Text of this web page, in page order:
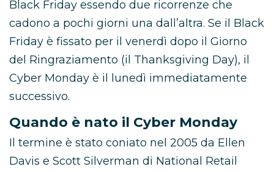
Black Friday essendo due ricorrenze che
cadono a pochi giorni una dall’altra. Se il Black
Friday è fissato per il venerdì dopo il Giorno
del Ringraziamento (il Thanksgiving Day), il
Cyber Monday è il lunedì immediatamente
successivo.
Quando è nato il Cyber Monday
Il termine è stato coniato nel 2005 da Ellen
Davis e Scott Silverman di National Retail